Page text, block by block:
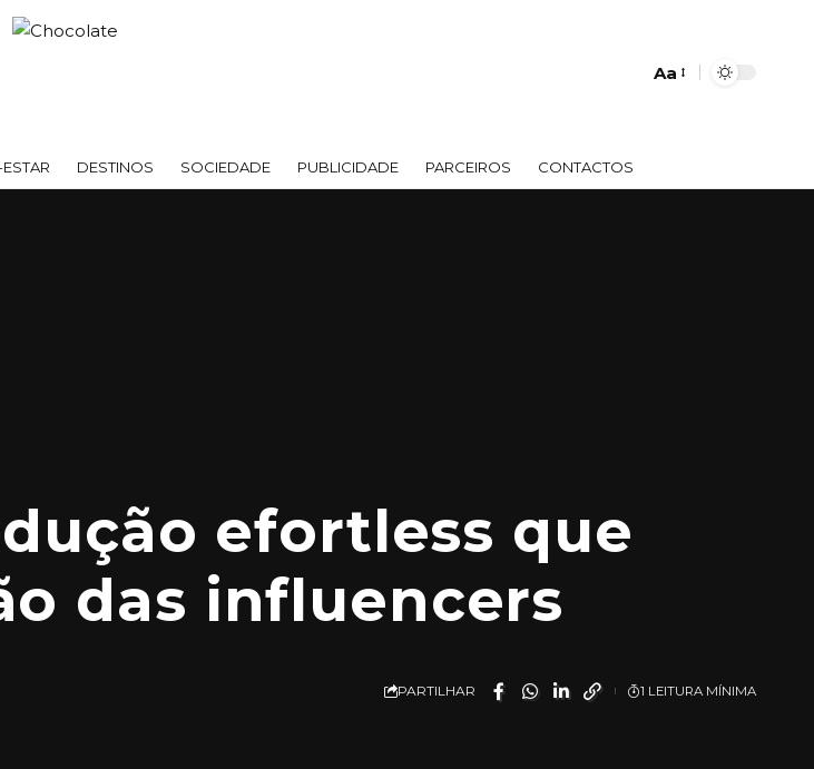
Aa
DESTINOS SOCIEDADE PUBLICIDADE PARCEIROS CONTACTOS
efortless que
das influencers
PARTILHAR 1 LEITURA MÍNIMA